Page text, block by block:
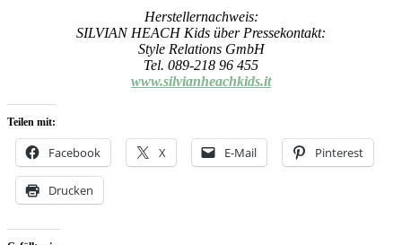
Herstellernachweis:
SILVIAN HEACH Kids über Pressekontakt:
Style Relations GmbH
Tel. 089-218 96 455
www.silvianheachkids.it
Teilen mit:
Facebook X E-Mail Pinterest
Drucken